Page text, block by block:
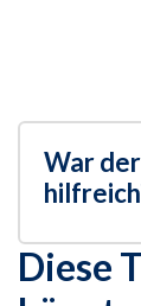
War
Diese